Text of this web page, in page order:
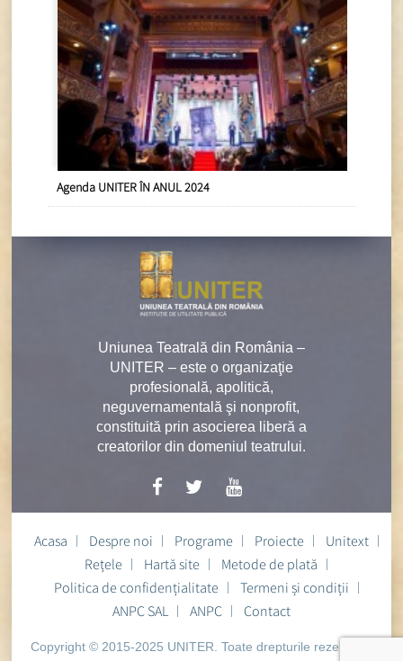
Agenda UNITER ÎN ANUL 2024
Uniunea Teatrală din România –
UNITER – este o organizaţie
profesională, apolitică,
neguvernamentală şi nonprofit,
constituită prin asocierea liberă a
creatorilor din domeniul teatrului.
Acasa Despre noi Programe Proiecte
Unitext
Rețele
Hartă site
Metode de plată
Politica de confidențialitate
Termeni și condiții
ANPC SAL
ANPC Contact
Copyright © 2015-2025 UNITER. Toate drepturile rezervate.